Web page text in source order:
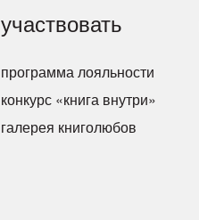
участвовать
программа лояльности
конкурс «книга внутри»
галерея книголюбов